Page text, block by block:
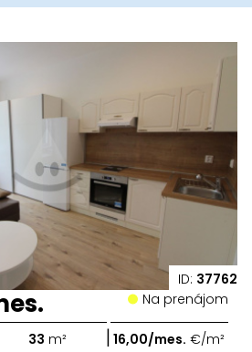
ID: 37762
Na prenájom
33 m² | 16,00/mes. €/m²